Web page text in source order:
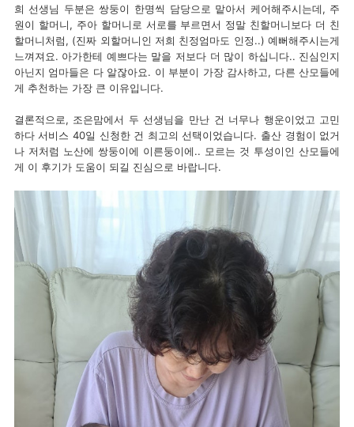
희 선생님 두분은 쌍둥이 한명씩 담당으로 맡아서 케어해주시는데, 주
원이 할머니, 주아 할머니로 서로를 부르면서 정말 친할머니보다 더 친
할머니처럼, (진짜 외할머니인 저희 친정엄마도 인정..) 예뻐해주시는게
느껴져요. 아가한테 예쁘다는 말을 저보다 더 많이 하십니다.. 진심인지
아닌지 엄마들은 다 알잖아요. 이 부분이 가장 감사하고, 다른 산모들에
게 추천하는 가장 큰 이유입니다.
결론적으로, 조은맘에서 두 선생님을 만난 건 너무나 행운이었고 고민
하다 서비스 40일 신청한 건 최고의 선택이었습니다. 출산 경험이 없거
나 저처럼 노산에 쌍둥이에 이른둥이에.. 모르는 것 투성이인 산모들에
게 이 후기가 도움이 되길 진심으로 바랍니다.